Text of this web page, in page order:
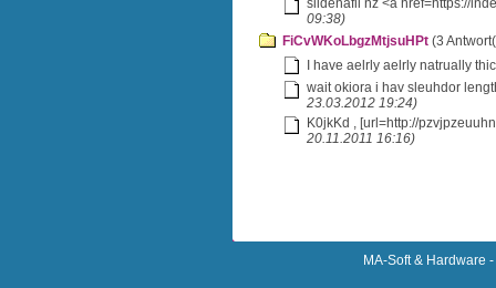
sildenafil nz <a href=https://
09:38)
FiCvWKoLbgzMtjsuHPt (3
I have aelrly aelrly natrually
wait okiora i hav sleuhdor
23.03.2012 19:24)
K0jkKd , [url=http://
20.11.2011 16:16)
MA-Soft & Hardware